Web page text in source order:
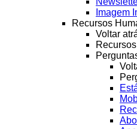
Imagem
Recursos
Voltar